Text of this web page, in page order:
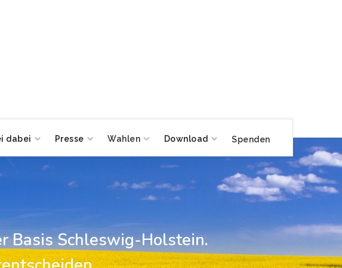
dabei Presse Wahlen Download Spenden
Basis Schleswig-Holstein.